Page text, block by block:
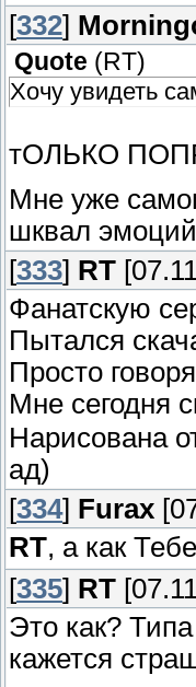
[332]
Quote (RT)
Хочу увидеть
тОЛЬКО
Мне уже
шквал
[333] RT
Фанатскую
Пытался
Просто
Мне сегодня
Нарисована
ад)
[334] Furax
RT, а как
[335] RT
Это как?
кажется